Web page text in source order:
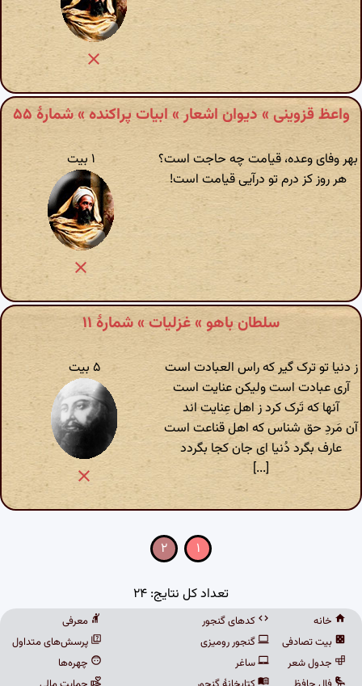
واعظ قزوینی » دیوان اشعار » ابیات پراکنده » شمارهٔ ۵۵
بهر وفای وعده، قیامت چه حاجت است؟
هر روز کز درم تو درآیی قیامت است!
۱ بیت
سلطان باهو » غزلیات » شمارهٔ ۱۱
ز دنیا تو ترک گیر که راس العبادت است
آری عبادت است ولیکن عنایت است
آنها که تَرک کرد ز اهل عِنایت اند
آن مَردِ حق شناس که اهل قناعت است
عارف بگرد دُنیا ای جان کجا بگردد
[...]
۵ بیت
۱ ۲
تعداد کل نتایج: ۲۴
خانه
بیت تصادفی
جدول شعر
کدهای گنجور
گنجور رومیزی
ساغر
معرفی
پرسش‌های متداول
چهره‌ها